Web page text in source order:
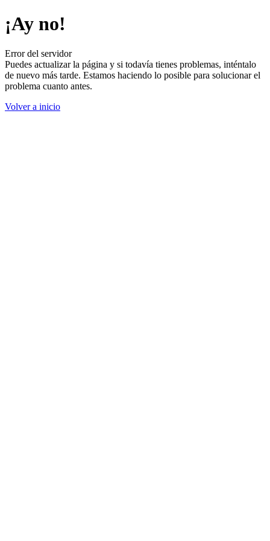
¡Ay no!
Error del servidor
Puedes actualizar la página y si todavía tienes problemas, inténtalo
de nuevo más tarde. Estamos haciendo lo posible para solucionar el
problema cuanto antes.
Volver a inicio